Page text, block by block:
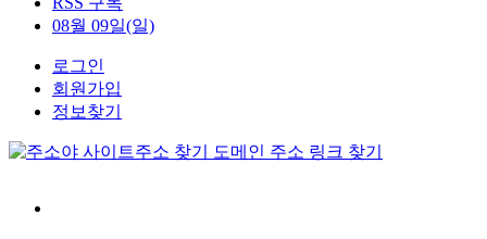
08월 09일(일)
로그인
회원가입
정보찾기